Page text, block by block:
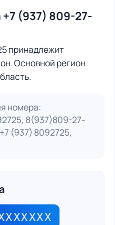
(937) 809-27-
принадлежит
Основной регион
номера:
8(937)809-27-
(937) 8092725,